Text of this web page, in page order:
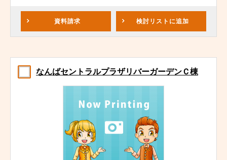
資料請求 検討リスト に追加
なんばセントラルプラザリバーガーデンＣ棟